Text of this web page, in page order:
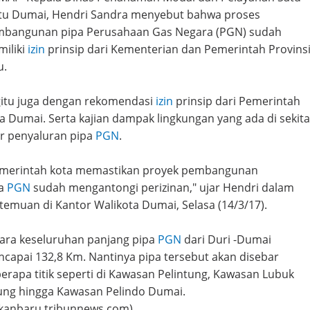
Dumai, Hendri Sandra menyebut bahwa proses
pipa Perusahaan Gas Negara (PGN) sudah
izin prinsip dari Kementerian dan Pemerintah Provinsi
juga dengan rekomendasi izin prinsip dari Pemerintah
Dumai. Serta kajian dampak lingkungan yang ada di
penyaluran pipa PGN.
kota memastikan proyek pembangunan
PGN sudah mengantongi perizinan," ujar Hendri dalam
di Kantor Walikota Dumai, Selasa (14/3/17).
keseluruhan panjang pipa PGN dari Duri -Dumai
132,8 Km. Nantinya pipa tersebut akan disebar
titik seperti di Kawasan Pelintung, Kawasan Lubuk
hingga Kawasan Pelindo Dumai.